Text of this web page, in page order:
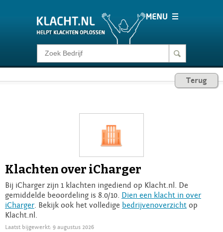
Klacht melden
Login
Terug
Klachten over iCharger
Bij iCharger zijn 1 klachten ingediend op Klacht.nl. De
gemiddelde beoordeling is 8.0/10. Dien een klacht in over
iCharger. Bekijk ook het volledige bedrijvenoverzicht op
Klacht.nl.
Laatst bijgewerkt: 9 augustus 2026